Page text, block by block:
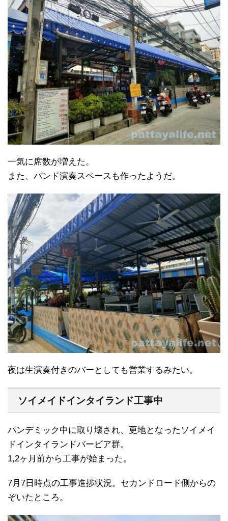
一気に席数が増えた。
また、バンド演奏スペースも作ったようだ。
夜は生演奏付きのバーとしても営業するみたい。
ソイメイドインタイランド工事中
パンデミック中に取り壊され、更地となったソイメイ
ドインタイランドバービア群。
1,2ヶ月前から工事が始まった。
7月7日時点の工事進捗状況。セカンドロード側からの
ぞいたところ。